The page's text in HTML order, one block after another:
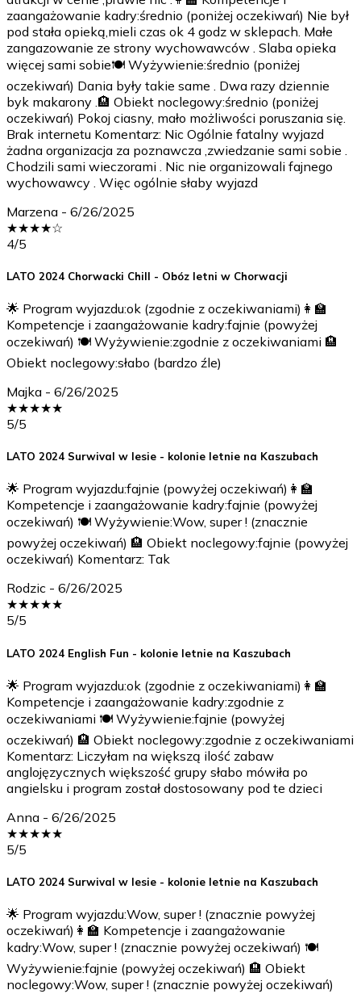
zaangażowanie kadry:średnio (poniżej oczekiwań) Nie był
pod stała opieką,mieli czas ok 4 godz w sklepach. Małe
zangazowanie ze strony wychowawców . Slaba opieka
więcej sami sobie🍽️ Wyżywienie:średnio (poniżej
oczekiwań) Dania były takie same . Dwa razy dziennie
byk makarony .🏨 Obiekt noclegowy:średnio (poniżej
oczekiwań) Pokoj ciasny, mało możliwości poruszania się.
Brak internetu Komentarz: Nic Ogólnie fatalny wyjazd
żadna organizacja za poznawcza ,zwiedzanie sami sobie .
Chodzili sami wieczorami . Nic nie organizowali fajnego
wychowawcy . Więc ogólnie słaby wyjazd
Marzena - 6/26/2025
★★★★☆
4/5
LATO 2024 Chorwacki Chill - Obóz letni w Chorwacji
🌟 Program wyjazdu:ok (zgodnie z oczekiwaniami)👩‍🏫
Kompetencje i zaangażowanie kadry:fajnie (powyżej
oczekiwań) 🍽️ Wyżywienie:zgodnie z oczekiwaniami 🏨
Obiekt noclegowy:słabo (bardzo źle)
Majka - 6/26/2025
★★★★★
5/5
LATO 2024 Surwival w lesie - kolonie letnie na Kaszubach
🌟 Program wyjazdu:fajnie (powyżej oczekiwań)👩‍🏫
Kompetencje i zaangażowanie kadry:fajnie (powyżej
oczekiwań) 🍽️ Wyżywienie:Wow, super ! (znacznie
powyżej oczekiwań) 🏨 Obiekt noclegowy:fajnie (powyżej
oczekiwań) Komentarz: Tak
Rodzic - 6/26/2025
★★★★★
5/5
LATO 2024 English Fun - kolonie letnie na Kaszubach
🌟 Program wyjazdu:ok (zgodnie z oczekiwaniami)👩‍🏫
Kompetencje i zaangażowanie kadry:zgodnie z
oczekiwaniami 🍽️ Wyżywienie:fajnie (powyżej
oczekiwań) 🏨 Obiekt noclegowy:zgodnie z oczekiwaniami
Komentarz: Liczyłam na większą ilość zabaw
anglojęzycznych większość grupy słabo mówiła po
angielsku i program został dostosowany pod te dzieci
Anna - 6/26/2025
★★★★★
5/5
LATO 2024 Surwival w lesie - kolonie letnie na Kaszubach
🌟 Program wyjazdu:Wow, super ! (znacznie powyżej
oczekiwań)👩‍🏫 Kompetencje i zaangażowanie
kadry:Wow, super ! (znacznie powyżej oczekiwań) 🍽️
Wyżywienie:fajnie (powyżej oczekiwań) 🏨 Obiekt
noclegowy:Wow, super ! (znacznie powyżej oczekiwań)